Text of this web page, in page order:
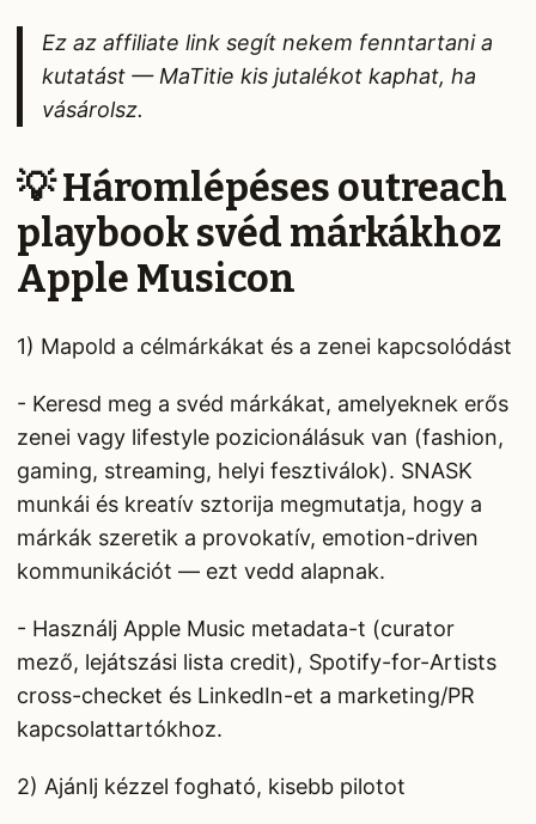
Ez az affiliate link segít nekem fenntartani a
kutatást — MaTitie kis jutalékot kaphat, ha
vásárolsz.
💡 Háromlépéses outreach
playbook svéd márkákhoz
Apple Musicon
1) Mapold a célmárkákat és a zenei kapcsolódást
- Keresd meg a svéd márkákat, amelyeknek erős
zenei vagy lifestyle pozicionálásuk van (fashion,
gaming, streaming, helyi fesztiválok). SNASK
munkái és kreatív sztorija megmutatja, hogy a
márkák szeretik a provokatív, emotion-driven
kommunikációt — ezt vedd alapnak.
- Használj Apple Music metadata-t (curator
mező, lejátszási lista credit), Spotify-for-Artists
cross-checket és LinkedIn-et a marketing/PR
kapcsolattartókhoz.
2) Ajánlj kézzel fogható, kisebb pilotot